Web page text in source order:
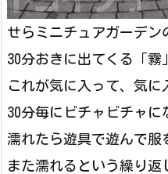
せらミニチュアガーデン
30分おきに出てくる「霧」
これが気に入って、気に
30分毎にビチャビチャに
濡れたら遊具で遊んで服
また濡れるという繰り返